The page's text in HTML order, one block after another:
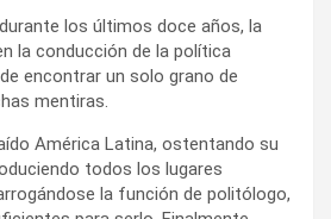
los últimos doce años, la
la conducción de la política
encontrar un solo grano de
mentiras.
América Latina, ostentando su
todos los lugares
la función de politólogo,